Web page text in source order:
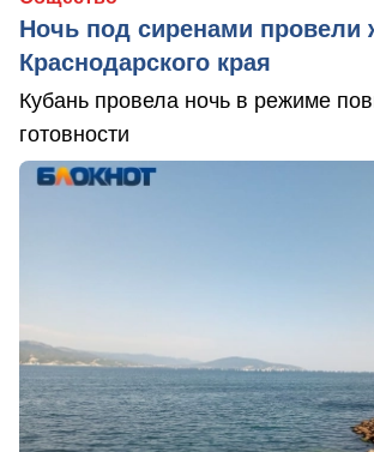
Ночь под сиренами провели
Краснодарского края
Кубань провела ночь в режиме
готовности